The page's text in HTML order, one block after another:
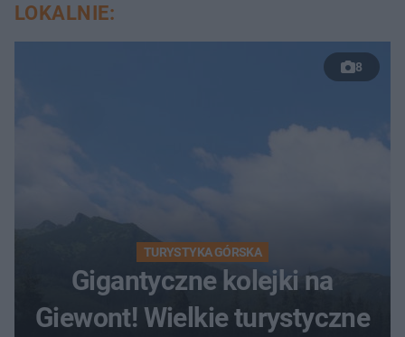
LOKALNIE:
8
TURYSTYKA GÓRSKA
Gigantyczne kolejki na
Giewont! Wielkie turystyczne